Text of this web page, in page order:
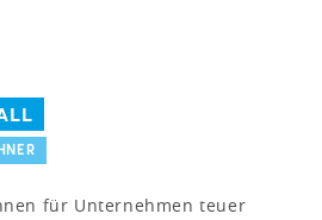
für Unternehmen teuer